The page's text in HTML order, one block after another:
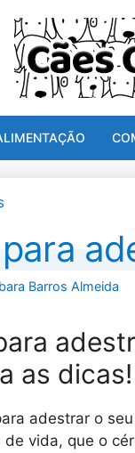
Barros Almeida
as dicas!
adestrar o
vida, que o